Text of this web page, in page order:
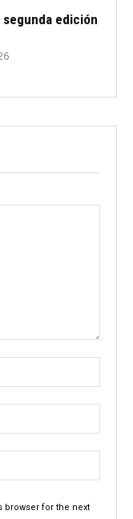
edición
browser for the next